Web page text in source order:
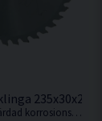
Sågklinga av härdad korrosionsbeständigt stål för kapning i hårt och mjukt trä.